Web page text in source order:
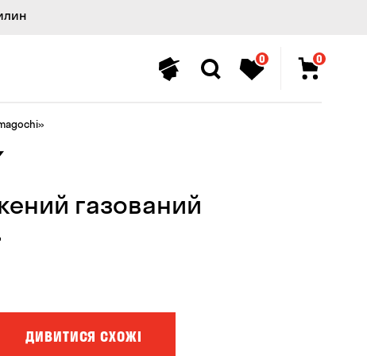
0 0
газований
ДИВИТИСЯ СХОЖІ